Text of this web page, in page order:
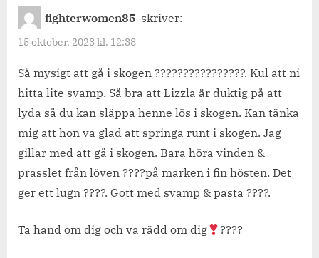
fighterwomen85 skriver:
15 oktober, 2023 kl. 12:38
Så mysigt att gå i skogen ????????????????. Kul att ni
hitta lite svamp. Så bra att Lizzla är duktig på att
lyda så du kan släppa henne lös i skogen. Kan tänka
mig att hon va glad att springa runt i skogen. Jag
gillar med att gå i skogen. Bara höra vinden &
prasslet från löven ????på marken i fin hösten. Det
ger ett lugn ????. Gott med svamp & pasta ????.
Ta hand om dig och va rädd om dig ????